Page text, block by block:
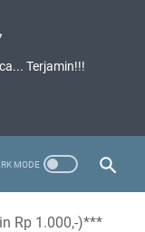
Terjamin!!!
Rp 1.000,-)***